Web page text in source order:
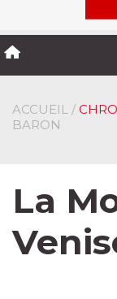
ACCUEIL /
BARON
La